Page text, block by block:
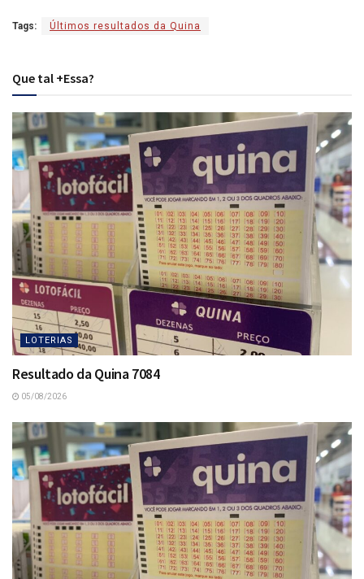
Tags: Últimos resultados da Quina
Que tal +Essa?
LOTERIAS
Resultado da Quina 7084
05/08/2026